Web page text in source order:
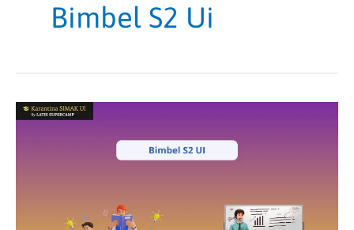
Bimbel S2 Ui
Bimbel